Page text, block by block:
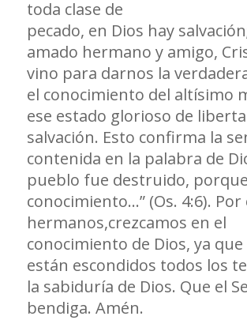
toda clase de
pecado, en Dios hay
amado hermano y amigo,
vino para darnos la
el conocimiento del altísimo
ese estado glorioso de
salvación. Esto confirma la
contenida en la palabra de
pueblo fue destruido,
conocimiento…” (Os. 4:6). Por
hermanos,crezcamos en el
conocimiento de Dios, ya que
están escondidos todos los
la sabiduría de Dios. Que el
bendiga. Amén.